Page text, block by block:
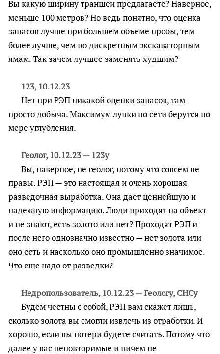
Вы какую ширину траншеи предлагаете? Наверное,
меньше 100 метров? Но ведь понятно, что оценка
запасов лучше при большем объеме пробы, тем
более лучше, чем по дискретным экскаваторным
ямам. Так зачем лучшее заменять худшим?
123, 10.12.23
Нет при РЭП никакой оценки запасов, там
просто добыча. Максимум лунки по сети берутся по
мере углубления.
Геолог, 10.12.23 — 123у
Вы, наверное, не геолог, потому что совсем не
правы. РЭП — это настоящая и очень хорошая
разведочная выработка. Она дает ценнейшую и
надежную информацию. Люди приходят на объект
и не знают, есть золото или нет? Проходят РЭП и
после него однозначно известно — нет золота или
оно есть и насколько оно промышленно значимое.
Что еще надо от разведки?
Недропользователь, 10.12.23 — Геологу, СНСу
Будем честны с собой, РЭП вам скажет лишь,
сколько золота вы смогли извлечь из отработки. И
хорошо, если вы потери будете считать. Потому что
далее у вас неповторимые и ничем не